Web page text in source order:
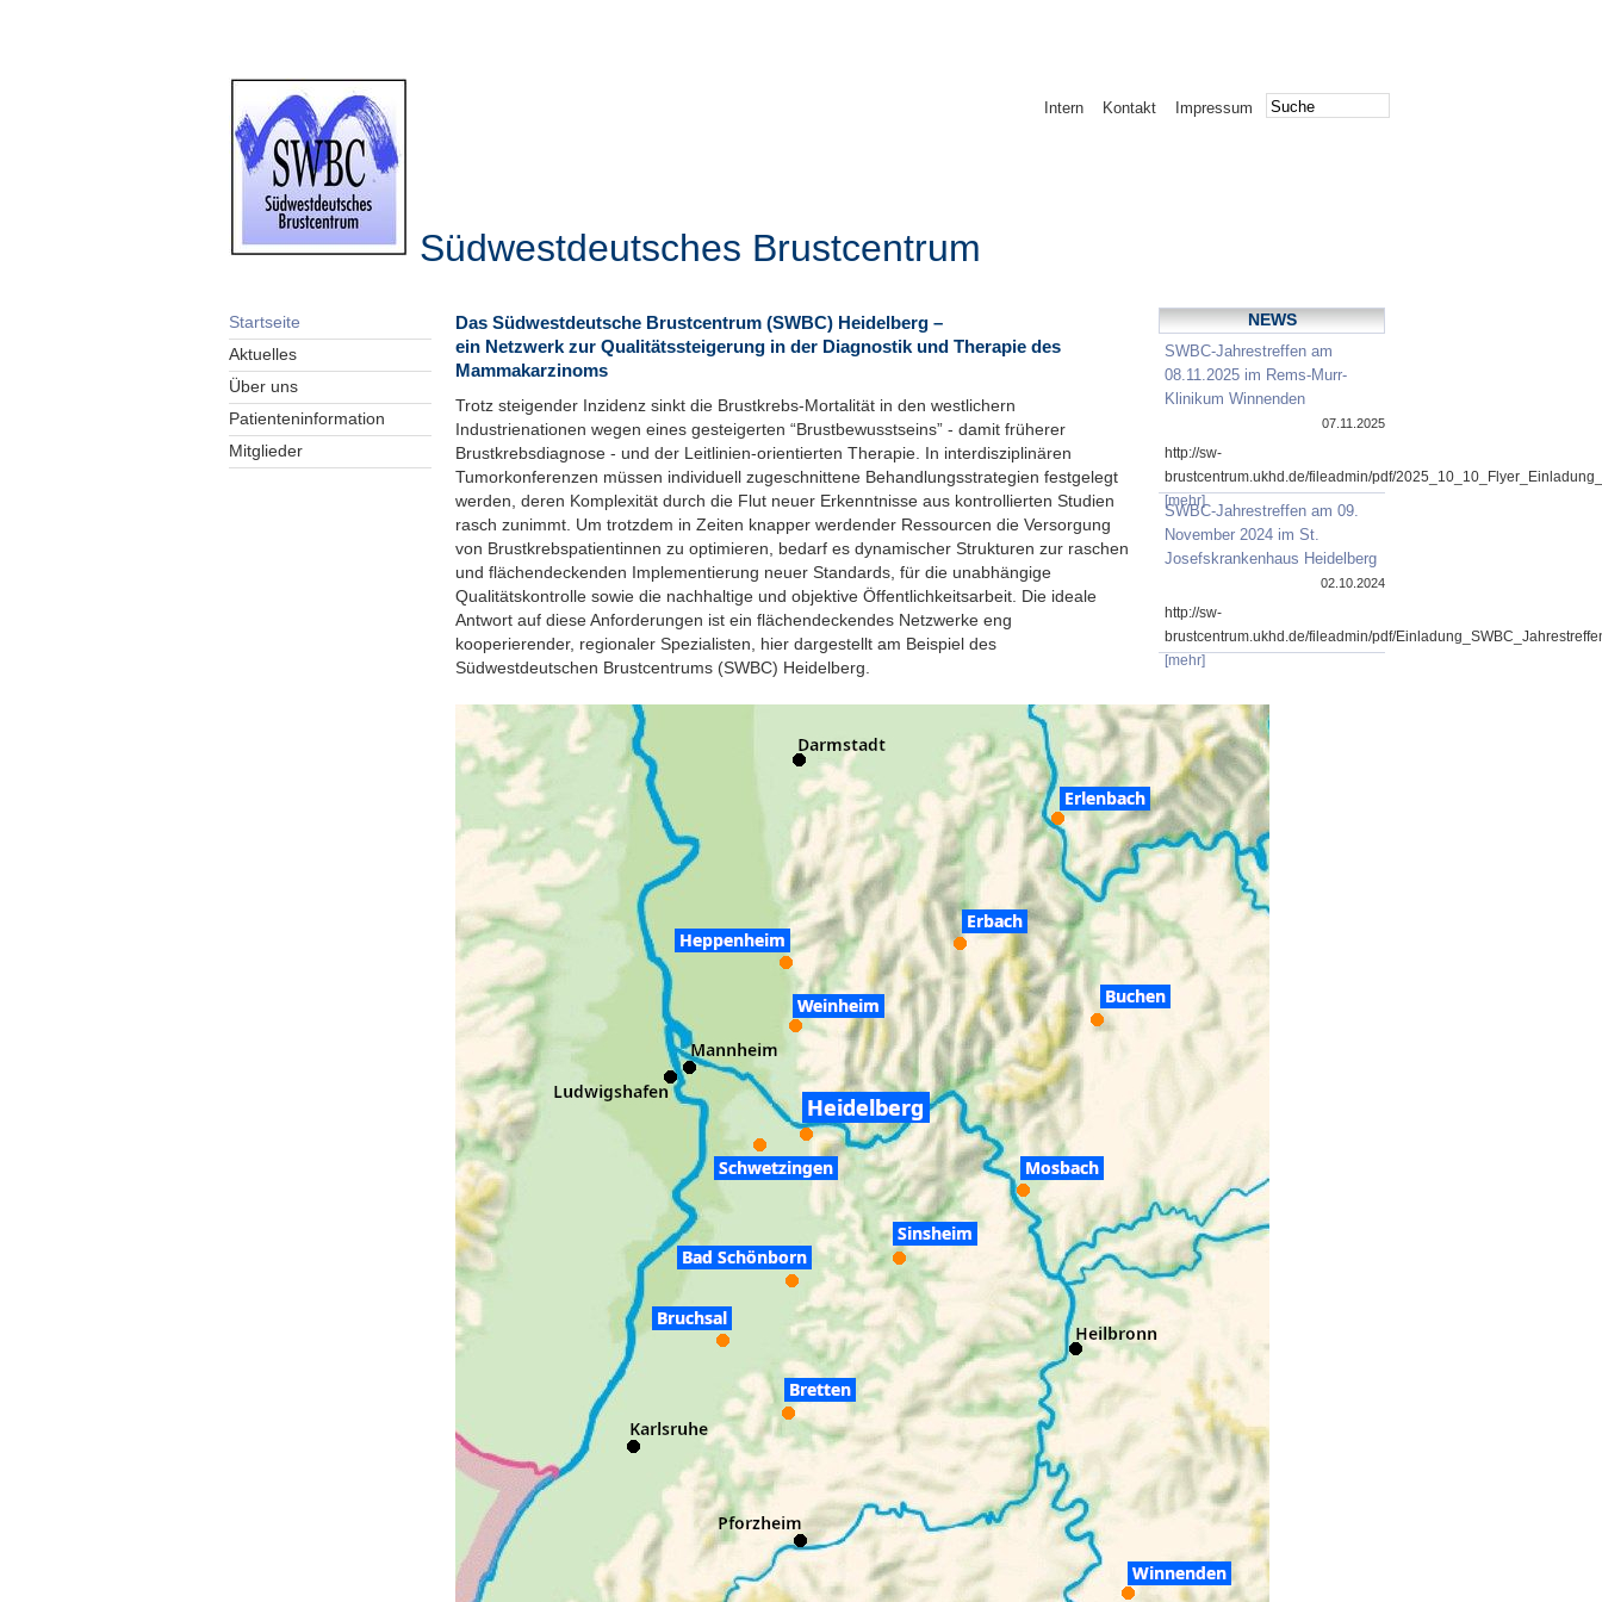
Intern Kontakt Impressum
Südwestdeutsches Brustcentrum
Startseite
Aktuelles
Über uns
Patienteninformation
Mitglieder
Das Südwestdeutsche Brustcentrum (SWBC) Heidelberg –
ein Netzwerk zur Qualitätssteigerung in der Diagnostik und Therapie des
Mammakarzinoms
Trotz steigender Inzidenz sinkt die Brustkrebs-Mortalität in den westlichern
Industrienationen wegen eines gesteigerten “Brustbewusstseins” - damit früherer
Brustkrebsdiagnose - und der Leitlinien-orientierten Therapie. In interdisziplinären
Tumorkonferenzen müssen individuell zugeschnittene Behandlungsstrategien festgelegt
werden, deren Komplexität durch die Flut neuer Erkenntnisse aus kontrollierten Studien
rasch zunimmt. Um trotzdem in Zeiten knapper werdender Ressourcen die Versorgung
von Brustkrebspatientinnen zu optimieren, bedarf es dynamischer Strukturen zur raschen
und flächendeckenden Implementierung neuer Standards, für die unabhängige
Qualitätskontrolle sowie die nachhaltige und objektive Öffentlichkeitsarbeit. Die ideale
Antwort auf diese Anforderungen ist ein flächendeckendes Netzwerke eng
kooperierender, regionaler Spezialisten, hier dargestellt am Beispiel des
Südwestdeutschen Brustcentrums (SWBC) Heidelberg.
NEWS
SWBC-Jahrestreffen am
08.11.2025 im Rems-Murr-
Klinikum Winnenden
07.11.2025
http://sw-
brustcentrum.ukhd.de/fileadmin/pdf/
[mehr]
SWBC-Jahrestreffen am 09.
November 2024 im St.
Josefskrankenhaus Heidelberg
02.10.2024
http://sw-
brustcentrum.ukhd.de/fileadmin/pdf/
[mehr]